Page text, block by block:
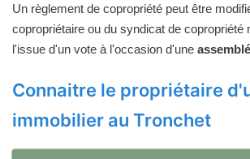
Un règlement de copropriété peut être
copropriétaire ou du syndicat de copropriété
l'issue d'un vote à l'occasion d'une
Connaitre le propriétaire
immobilier au Tronchet